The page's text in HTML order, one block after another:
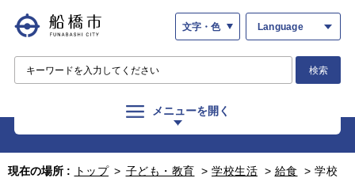
文字・色 Language
検索
メニューを開く
現在の場所 : トップ > 子ども・教育 > 学校生活 > 給食 > 学校